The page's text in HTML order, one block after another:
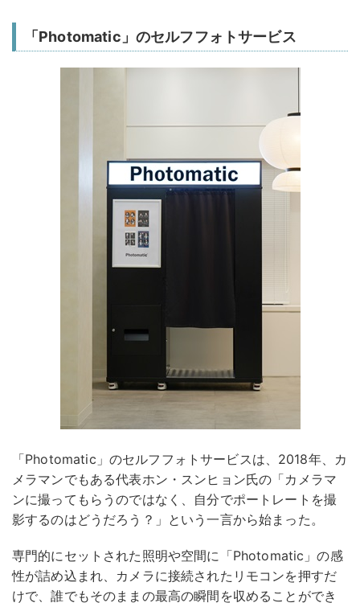
「Photomatic」のセルフフォトサービス
「Photomatic」のセルフフォトサービスは、2018年、カ
メラマンでもある代表ホン・スンヒョン氏の「カメラマ
ンに撮ってもらうのではなく、自分でポートレートを撮
影するのはどうだろう？」という一言から始まった。
専門的にセットされた照明や空間に「Photomatic」の感
性が詰め込まれ、カメラに接続されたリモコンを押すだ
けで、誰でもそのままの最高の瞬間を収めることができ